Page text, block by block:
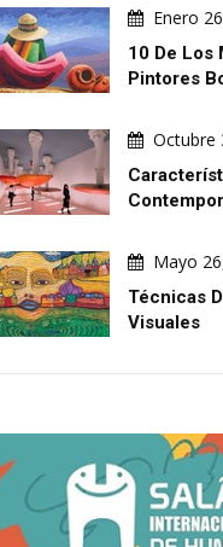
Enero
10 De Los
Pintores
Octubre
Mayo
Técnicas
Visuales